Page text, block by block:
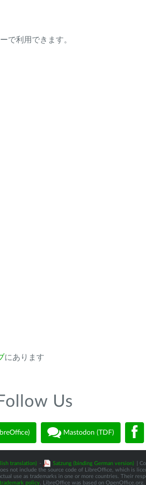
で利用できます。
にあります
Us
Mastodon (TDF)
translation) - Satzung (binding German version)
|
not include the source code of LibreOffice, which is
use as trademarks in one or more countries. Their
trademark policy . LibreOffice was based on OpenOffice.org.